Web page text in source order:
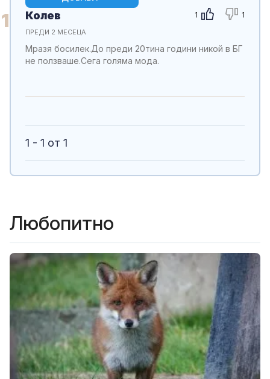
1 1 1
Колев
ПРЕДИ 2 МЕСЕЦА
Мразя босилек.До преди 20тина години никой в БГ
не ползваше.Сега голяма мода.
1 - 1 от 1
Любопитно